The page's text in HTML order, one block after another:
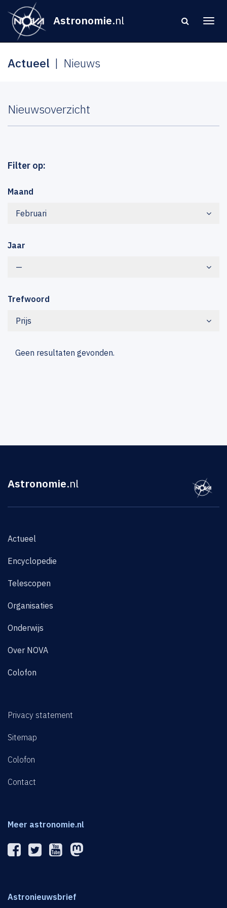
Astronomie.nl
Actueel Nieuws
Nieuwsoverzicht
Filter op:
Maand
Februari
Jaar
—
Trefwoord
Prijs
Geen resultaten gevonden.
Astronomie.nl
Actueel
Encyclopedie
Telescopen
Organisaties
Onderwijs
Over NOVA
Colofon
Privacy statement
Sitemap
Colofon
Contact
Meer astronomie.nl
Astronieuwsbrief